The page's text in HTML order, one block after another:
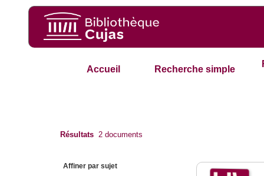
Accueil Recherche simple
Résultats 2 documents
Affiner par sujet